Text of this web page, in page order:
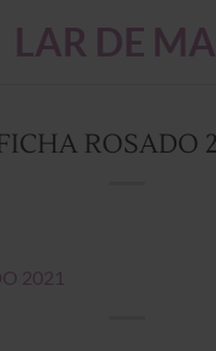
ROSADO
2021